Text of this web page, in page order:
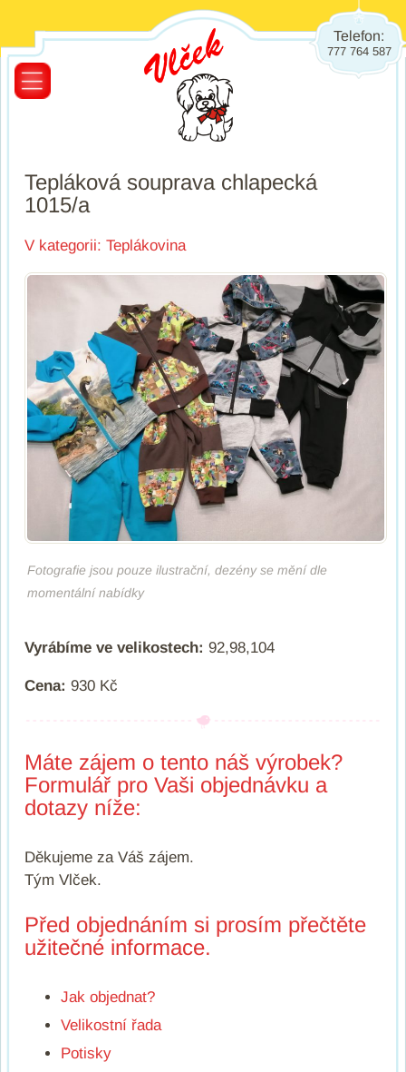
Telefon:
777 764 587
Tepláková souprava chlapecká
1015/a
V kategorii: Teplákovina
Fotografie jsou pouze ilustrační, dezény se mění dle
momentální nabídky
Vyrábíme ve velikostech: 92,98,104
Cena: 930 Kč
Máte zájem o tento náš výrobek?
Formulář pro Vaši objednávku a
dotazy níže:
Děkujeme za Váš zájem.
Tým Vlček.
Před objednáním si prosím přečtěte
užitečné informace.
Jak objednat?
Velikostní řada
Potisky